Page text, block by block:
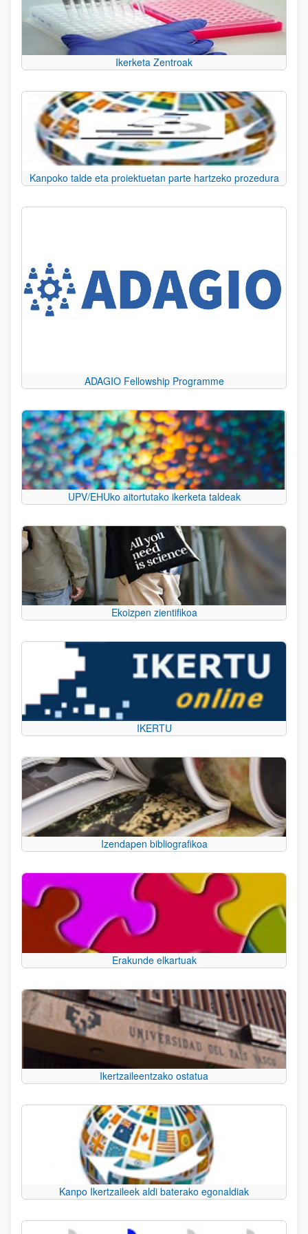
Ikerketa Zentroak
Kanpoko talde eta proiektuetan parte hartzeko prozedura
ADAGIO Fellowship Programme
UPV/EHUko aitortutako ikerketa taldeak
Ekoizpen zientifikoa
IKERTU
Izendapen bibliografikoa
Erakunde elkartuak
Ikertzaileentzako ostatua
Kanpo Ikertzaileek aldi baterako egonaldiak